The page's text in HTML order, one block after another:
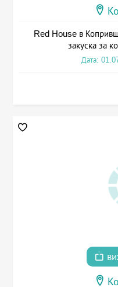
Red House в
закуска за
Дата: